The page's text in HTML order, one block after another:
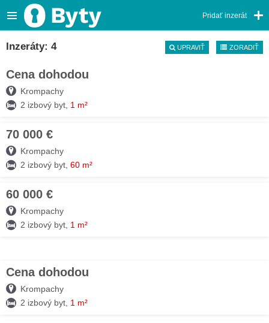
Pridať inzerát
Inzeráty: 4 UPRAVIŤ ZORADIŤ
Cena dohodou
Krompachy
2 izbový byt, 1 m²
70 000 €
Krompachy
2 izbový byt, 60 m²
60 000 €
Krompachy
2 izbový byt, 1 m²
Cena dohodou
Krompachy
2 izbový byt, 1 m²